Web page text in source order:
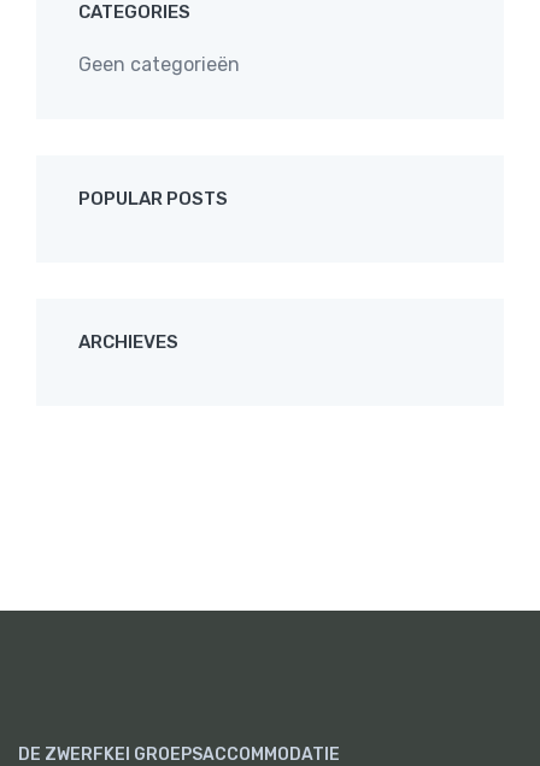
CATEGORIES
Geen categorieën
POPULAR POSTS
ARCHIEVES
DE ZWERFKEI GROEPSACCOMMODATIE